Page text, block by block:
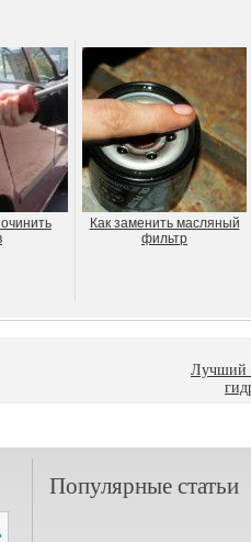
Как заменить масляный
фильтр
Лучший
Популярные статьи